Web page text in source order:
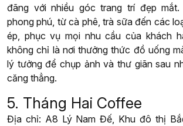
đãng với nhiều góc trang trí đẹp
phong phú, từ cà phê, trà sữa đến các
ép, phục vụ mọi nhu cầu của khách
không chỉ là nơi thưởng thức đồ uống
lý tưởng để chụp ảnh và thư giãn sau
căng thẳng.
5. Tháng Hai Coffee
Địa chỉ: A8 Lý Nam Đế, Khu đô thị